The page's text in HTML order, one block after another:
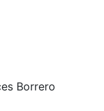
Borrero